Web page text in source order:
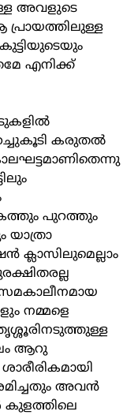
അവളുടെ
പ്രായത്തിലുള്ള
എനിക്ക്
കരുതല്‍
പുറത്തും
ക്ലാസിലുമെല്ലാം
നമ്മളെ
തൃശ്ശൂരിനടുത്തുള്ള
ആറു
അവന്‍
കുളത്തിലെ